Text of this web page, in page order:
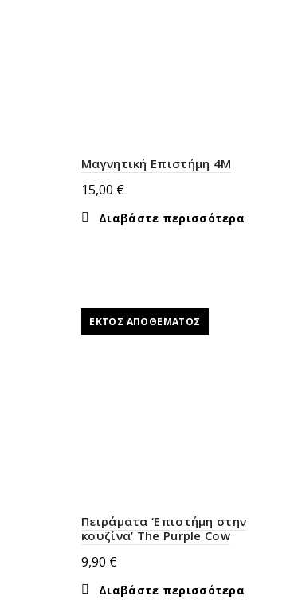
Μαγνητική Επιστήμη 4M
15,00 €
Διαβάστε περισσότερα
ΕΚΤΌΣ ΑΠΟΘΈΜΑΤΟΣ
Πειράματα ‘Επιστήμη στην
κουζίνα’ The Purple Cow
9,90 €
Διαβάστε περισσότερα